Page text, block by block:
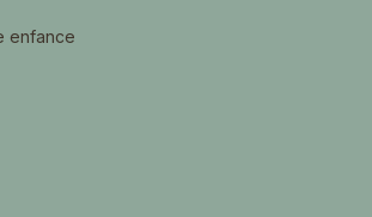
enfance